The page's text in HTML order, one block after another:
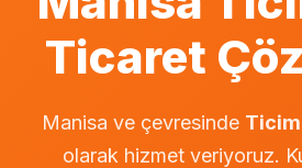
Ticaret
Manisa ve çevresinde
olarak hizmet veriyoruz.